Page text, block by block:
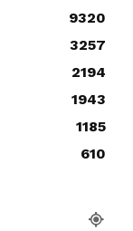
9320
3257
2194
1943
1185
610